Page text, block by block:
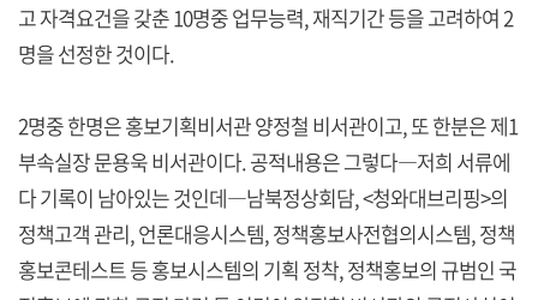
고 자격요건을 갖춘 10명중 업무능력, 재직기간 등을 고려하여 2
명을 선정한 것이다.
2명중 한명은 홍보기획비서관 양정철 비서관이고, 또 한분은 제1
부속실장 문용욱 비서관이다. 공적내용은 그렇다―저희 서류에
다 기록이 남아있는 것인데―남북정상회담, <청와대브리핑>의
정책고객 관리, 언론대응시스템, 정책홍보사전협의시스템, 정책
홍보콘테스트 등 홍보시스템의 기획 정착, 정책홍보의 규범인 국